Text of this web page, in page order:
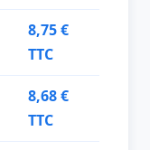
8,75 €
TTC
8,68 €
TTC